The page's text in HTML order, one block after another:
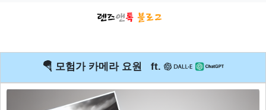
🪂 모험가 카메라 요원 ft.